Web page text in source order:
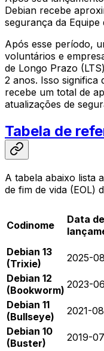
Debian recebe
segurança da
Após esse período,
voluntários e
de Longo Prazo
2 anos. Isso significa
recebe um total de
atualizações de
Tabela de
A tabela abaixo lista
de fim de vida (EOL)
Codinome
Data de
Debian 13
(Trixie)
2025-
Debian 12
(Bookworm) 2023-
Debian 11
(Bullseye)
2021-
Debian 10
(Buster)
2019-